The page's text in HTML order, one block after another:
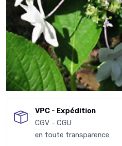
VPC - Expédition
CGV - CGU
en toute transparence